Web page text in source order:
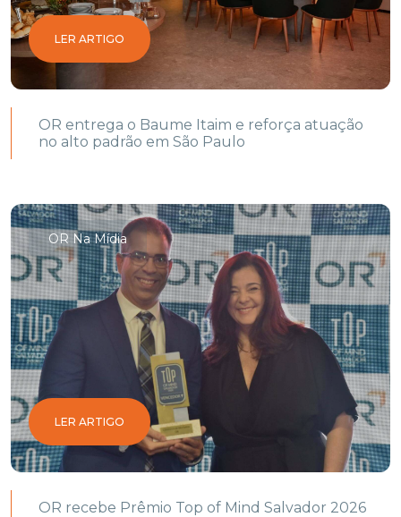
LER ARTIGO
OR entrega o Baume Itaim e reforça atuação
no alto padrão em São Paulo
OR Na Mídia
LER ARTIGO
OR recebe Prêmio Top of Mind Salvador 2026